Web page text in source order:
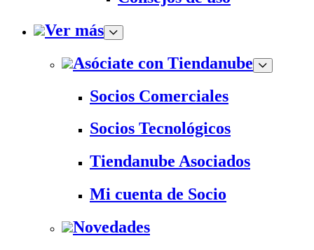
Ver más
Asóciate con Tiendanube
Socios Comerciales
Socios Tecnológicos
Tiendanube Asociados
Mi cuenta de Socio
Novedades